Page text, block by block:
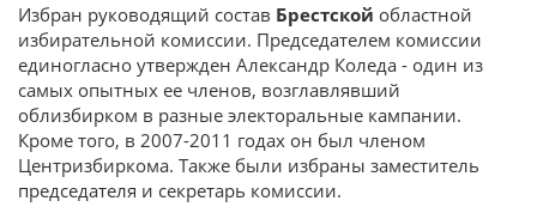
Избран руководящий состав Брестской областной
избирательной комиссии. Председателем комиссии
единогласно утвержден Александр Коледа - один из
самых опытных ее членов, возглавлявший
облизбирком в разные электоральные кампании.
Кроме того, в 2007-2011 годах он был членом
Центризбиркома. Также были избраны заместитель
председателя и секретарь комиссии.